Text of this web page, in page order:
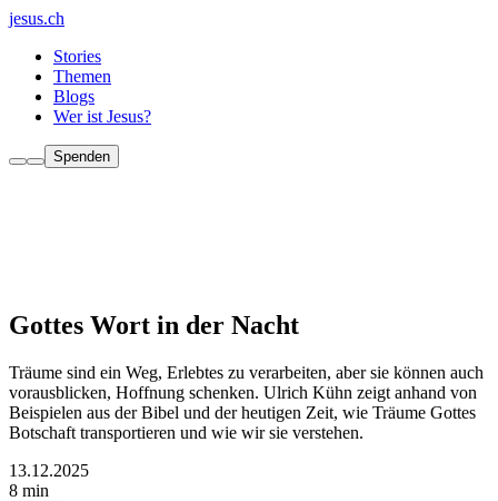
jesus.ch
Stories
Themen
Blogs
Wer ist Jesus?
Spenden
Gottes Wort in der Nacht
Träume sind ein Weg, Erlebtes zu verarbeiten, aber sie können auch
vorausblicken, Hoffnung schenken. Ulrich Kühn zeigt anhand von
Beispielen aus der Bibel und der heutigen Zeit, wie Träume Gottes
Botschaft transportieren und wie wir sie verstehen.
13.12.2025
8 min